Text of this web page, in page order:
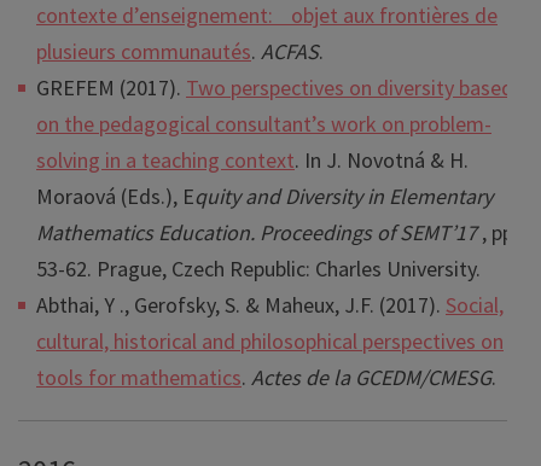
contexte d’enseignement: objet aux frontières de
plusieurs communautés. ACFAS.
GREFEM (2017). Two perspectives on diversity based
on the pedagogical consultant’s work on problem-
solving in a teaching context. In J. Novotná & H.
Moraová (Eds.), Equity and Diversity in Elementary
Mathematics Education. Proceedings of SEMT’17, pp.
53-62. Prague, Czech Republic: Charles University.
Abthai, Y ., Gerofsky, S. & Maheux, J.F. (2017). Social,
cultural, historical and philosophical perspectives on
tools for mathematics. Actes de la GCEDM/CMESG.